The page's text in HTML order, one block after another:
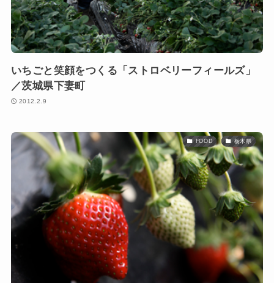
いちごと笑顔をつくる「ストロベリーフィールズ」
／茨城県下妻町
2012.2.9
FOOD 栃木県